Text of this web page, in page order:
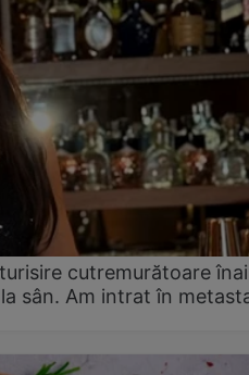
cutremurătoare
sân. Am intrat în